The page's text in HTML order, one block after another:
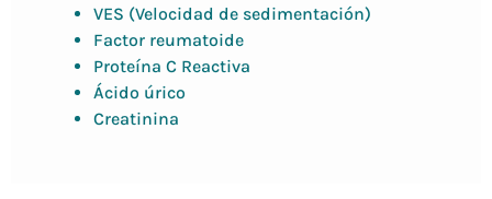
VES (Velocidad de sedimentación)
Factor reumatoide
Proteína C Reactiva
Ácido úrico
Creatinina